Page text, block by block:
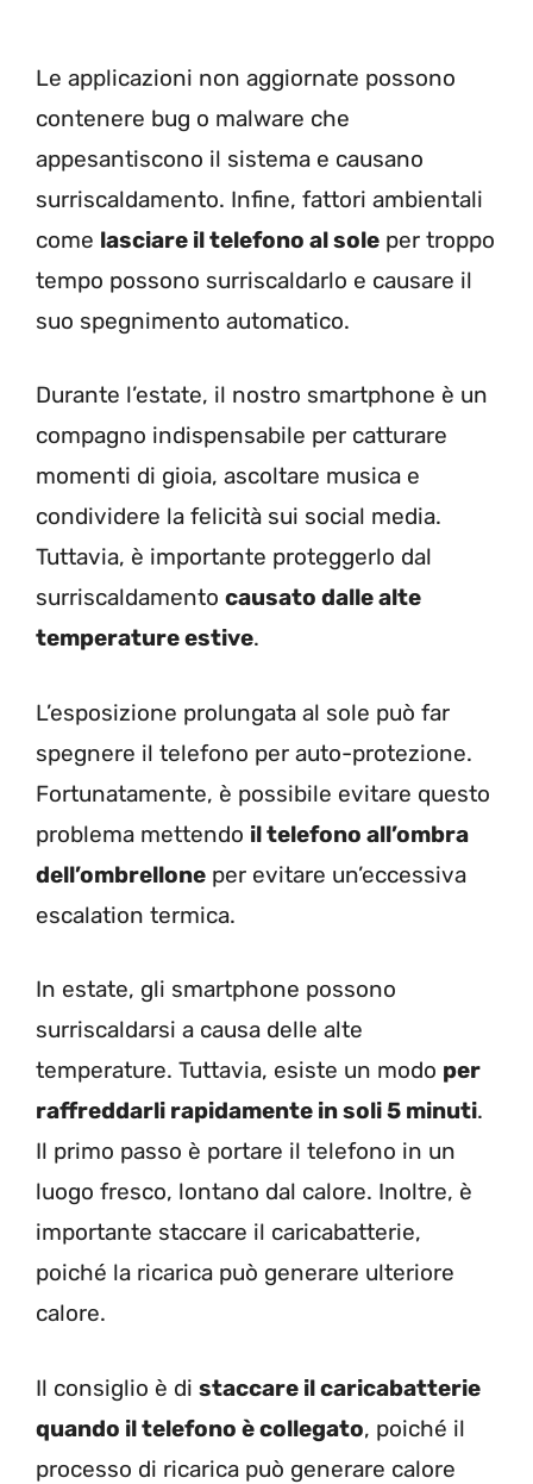
Le applicazioni non aggiornate possono
contenere bug o malware che
appesantiscono il sistema e causano
surriscaldamento. Infine, fattori ambientali
come lasciare il telefono al sole per troppo
tempo possono surriscaldarlo e causare il
suo spegnimento automatico.
Durante l’estate, il nostro smartphone è un
compagno indispensabile per catturare
momenti di gioia, ascoltare musica e
condividere la felicità sui social media.
Tuttavia, è importante proteggerlo dal
surriscaldamento causato dalle alte
temperature estive.
L’esposizione prolungata al sole può far
spegnere il telefono per auto-protezione.
Fortunatamente, è possibile evitare questo
problema mettendo il telefono all’ombra
dell’ombrellone per evitare un’eccessiva
escalation termica.
In estate, gli smartphone possono
surriscaldarsi a causa delle alte
temperature. Tuttavia, esiste un modo per
raffreddarli rapidamente in soli 5 minuti.
Il primo passo è portare il telefono in un
luogo fresco, lontano dal calore. Inoltre, è
importante staccare il caricabatterie,
poiché la ricarica può generare ulteriore
calore.
Il consiglio è di staccare il caricabatterie
quando il telefono è collegato, poiché il
processo di ricarica può generare calore